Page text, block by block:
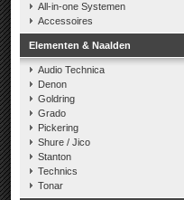
All-in-one Systemen
Accessoires
Elementen & Naalden
Audio Technica
Denon
Goldring
Grado
Pickering
Shure / Jico
Stanton
Technics
Tonar